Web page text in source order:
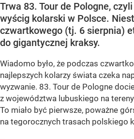
Trwa 83. Tour de Pologne,
wyścig kolarski w Polsce.
czwartkowego (tj. 6 sierpnia)
do gigantycznej kraksy.
Wiadomo było, że podczas
najlepszych kolarzy świata czeka
wyzwanie. 83. Tour de Pologne
z województwa lubuskiego na
To miało być pierwsze, poważne
na tegorocznych trasach polskiego